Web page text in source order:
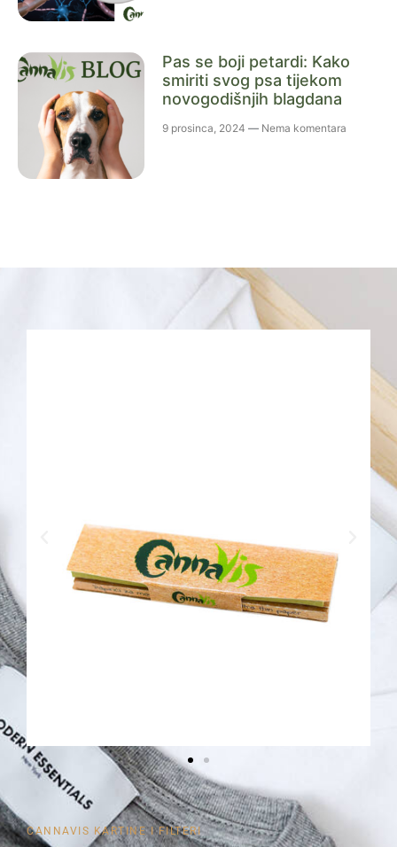
Pas se boji petardi: Kako
smiriti svog psa tijekom
novogodišnjih blagdana
9 prosinca, 2024 Nema komentara
CANNAVIS KARTINE I FILTERI